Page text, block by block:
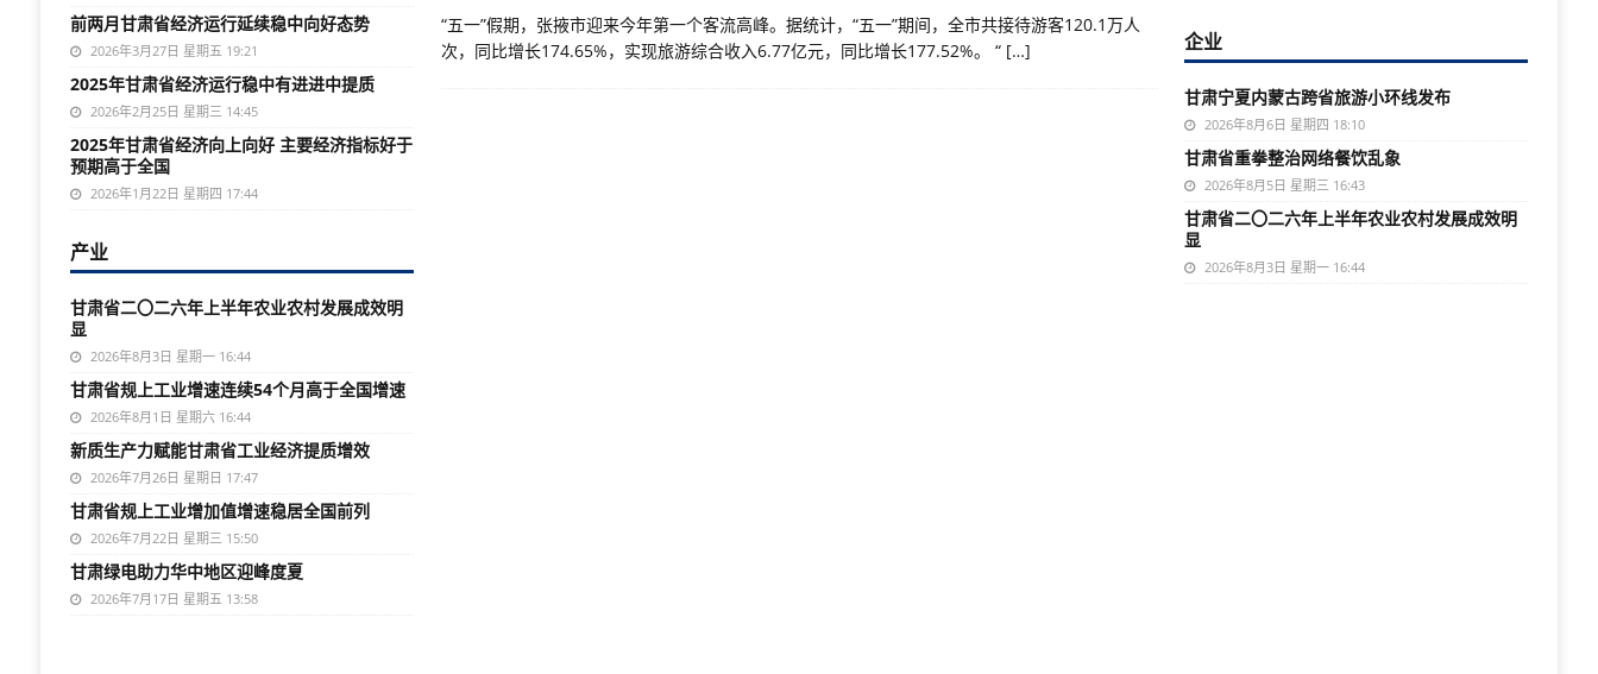
“五一”假期，张掖市迎来今年第一个客流高峰。据统计，“五一”期间，全市共接待游客120.1万人
次，同比增长174.65%，实现旅游综合收入6.77亿元，同比增长177.52%。 “ […]
前两月甘肃省经济运行延续稳中向好态势
2026年3月27日 星期五 19:21
2025年甘肃省经济运行稳中有进进中提质
2026年2月25日 星期三 14:45
2025年甘肃省经济向上向好 主要经济指标好于
预期高于全国
2026年1月22日 星期四 17:44
产业
甘肃省二〇二六年上半年农业农村发展成效明
显
2026年8月3日 星期一 16:44
甘肃省规上工业增速连续54个月高于全国增速
2026年8月1日 星期六 16:44
新质生产力赋能甘肃省工业经济提质增效
2026年7月26日 星期日 17:47
甘肃省规上工业增加值增速稳居全国前列
2026年7月22日 星期三 15:50
甘肃绿电助力华中地区迎峰度夏
2026年7月17日 星期五 13:58
企业
甘肃宁夏内蒙古跨省旅游小环线发布
2026年8月6日 星期四 18:10
甘肃省重拳整治网络餐饮乱象
2026年8月5日 星期三 16:43
甘肃省二〇二六年上半年农业农村发展成效明
显
2026年8月3日 星期一 16:44